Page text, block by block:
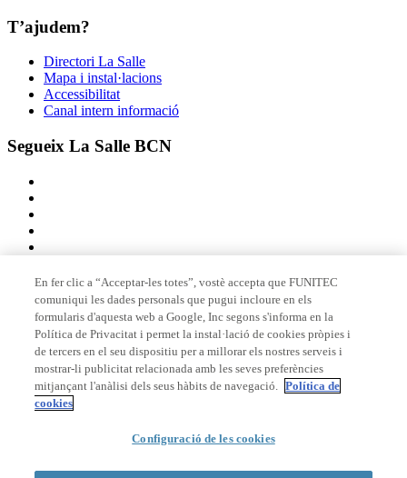
T’ajudem?
Directori La Salle
Mapa i instal·lacions
Accessibilitat
Canal intern informació
Segueix La Salle BCN
Membre de
Acreditacions
© 2026 La Salle Campus Barcelona - URL |Avís legal
En fer clic a “Acceptar-les totes”, vostè accepta que FUNITEC
comuniqui les dades personals que pugui incloure en els
formularis d'aquesta web a Google, Inc segons s'informa en la
Política de Privacitat i permet la instal·lació de cookies pròpies i
de tercers en el seu dispositiu per a millorar els nostres serveis i
mostrar-li publicitat relacionada amb les seves preferències
mitjançant l'anàlisi dels seus hàbits de navegació. Política de
cookies
Configuració de les cookies